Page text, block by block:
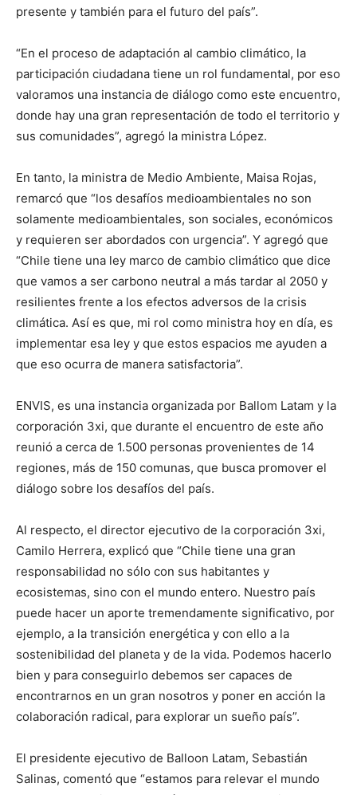
presente y también para el futuro del país”.
“En el proceso de adaptación al cambio climático, la
participación ciudadana tiene un rol fundamental, por eso
valoramos una instancia de diálogo como este encuentro,
donde hay una gran representación de todo el territorio y
sus comunidades”, agregó la ministra López.
En tanto, la ministra de Medio Ambiente, Maisa Rojas,
remarcó que “los desafíos medioambientales no son
solamente medioambientales, son sociales, económicos
y requieren ser abordados con urgencia”. Y agregó que
“Chile tiene una ley marco de cambio climático que dice
que vamos a ser carbono neutral a más tardar al 2050 y
resilientes frente a los efectos adversos de la crisis
climática. Así es que, mi rol como ministra hoy en día, es
implementar esa ley y que estos espacios me ayuden a
que eso ocurra de manera satisfactoria”.
ENVIS, es una instancia organizada por Ballom Latam y la
corporación 3xi, que durante el encuentro de este año
reunió a cerca de 1.500 personas provenientes de 14
regiones, más de 150 comunas, que busca promover el
diálogo sobre los desafíos del país.
Al respecto, el director ejecutivo de la corporación 3xi,
Camilo Herrera, explicó que “Chile tiene una gran
responsabilidad no sólo con sus habitantes y
ecosistemas, sino con el mundo entero. Nuestro país
puede hacer un aporte tremendamente significativo, por
ejemplo, a la transición energética y con ello a la
sostenibilidad del planeta y de la vida. Podemos hacerlo
bien y para conseguirlo debemos ser capaces de
encontrarnos en un gran nosotros y poner en acción la
colaboración radical, para explorar un sueño país”.
El presidente ejecutivo de Balloon Latam, Sebastián
Salinas, comentó que “estamos para relevar el mundo